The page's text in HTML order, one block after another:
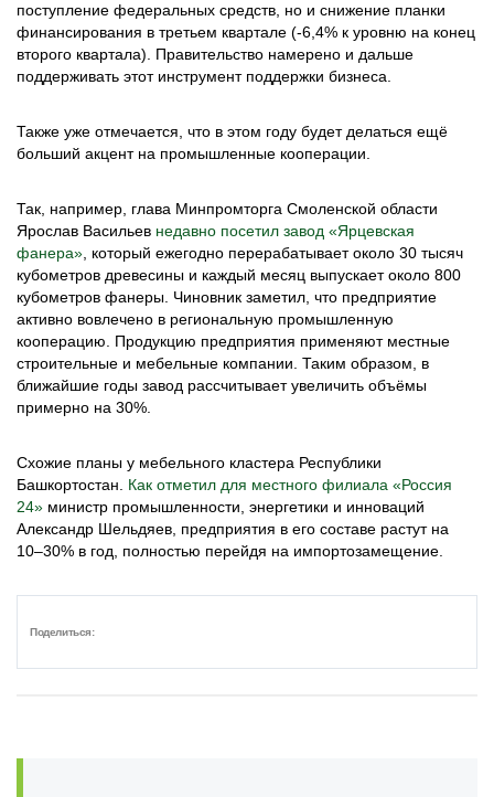
поступление федеральных средств, но и снижение планки
финансирования в третьем квартале (-6,4% к уровню на конец
второго квартала). Правительство намерено и дальше
поддерживать этот инструмент поддержки бизнеса.
Также уже отмечается, что в этом году будет делаться ещё
больший акцент на промышленные кооперации.
Так, например, глава Минпромторга Смоленской области
Ярослав Васильев недавно посетил завод «Ярцевская
фанера» , который ежегодно перерабатывает около 30 тысяч
кубометров древесины и каждый месяц выпускает около 800
кубометров фанеры. Чиновник заметил, что предприятие
активно вовлечено в региональную промышленную
кооперацию. Продукцию предприятия применяют местные
строительные и мебельные компании. Таким образом, в
ближайшие годы завод рассчитывает увеличить объёмы
примерно на 30%.
Схожие планы у мебельного кластера Республики
Башкортостан. Как отметил для местного филиала «Россия
24» министр промышленности, энергетики и инноваций
Александр Шельдяев, предприятия в его составе растут на
10–30% в год, полностью перейдя на импортозамещение.
Поделиться: